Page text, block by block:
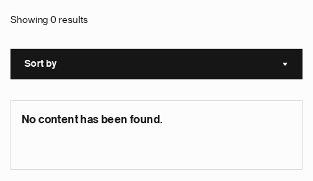
Showing 0 results
Sort by Sort
No content has been found.